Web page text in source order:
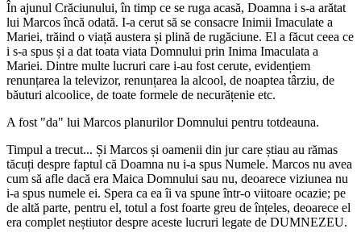
În ajunul Crăciunului, în timp ce se ruga acasă, Doamna i s-a arătat
lui Marcos încă odată. I-a cerut să se consacre Inimii Imaculate a
Mariei, trăind o viață austera și plină de rugăciune. El a făcut ceea ce
i s-a spus și a dat toata viata Domnului prin Inima Imaculata a
Mariei. Dintre multe lucruri care i-au fost cerute, evidențiem
renunțarea la televizor, renunțarea la alcool, de noaptea târziu, de
băuturi alcoolice, de toate formele de necurățenie etc.
A fost "da" lui Marcos planurilor Domnului pentru totdeauna.
Timpul a trecut... Și Marcos și oamenii din jur care știau au rămas
tăcuți despre faptul că Doamna nu i-a spus Numele. Marcos nu avea
cum să afle dacă era Maica Domnului sau nu, deoarece viziunea nu
i-a spus numele ei. Spera ca ea îi va spune într-o viitoare ocazie; pe
de altă parte, pentru el, totul a fost foarte greu de înțeles, deoarece el
era complet neștiutor despre aceste lucruri legate de DUMNEZEU.